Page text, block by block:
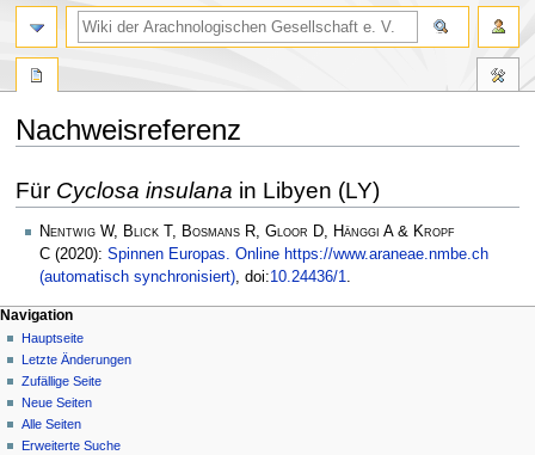
Nachweisreferenz
Navigation
springen
Suche
springen
Für Cyclosa insulana in Libyen (LY)
Nentwig W, Blick T, Bosmans R, Gloor D, Hänggi A & Kropf
C (2020): Spinnen Europas. Online https://www.araneae.nmbe.ch
(automatisch synchronisiert), doi:10.24436/1.
Navigation
Hauptseite
Letzte Änderungen
Zufällige Seite
Neue Seiten
Alle Seiten
Erweiterte Suche